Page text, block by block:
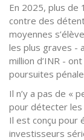
En 2025, plus
contre des
moyennes
les plus graves -
million d’INR -
poursuites
Il n’y a pas de «
pour détecter les
Il est conçu pour
investisseurs